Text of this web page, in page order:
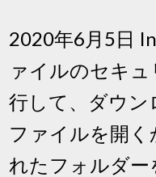
2020年6月5日
ァイルのセキ
行して、ダウン
ファイルを開く
れたフォルダ